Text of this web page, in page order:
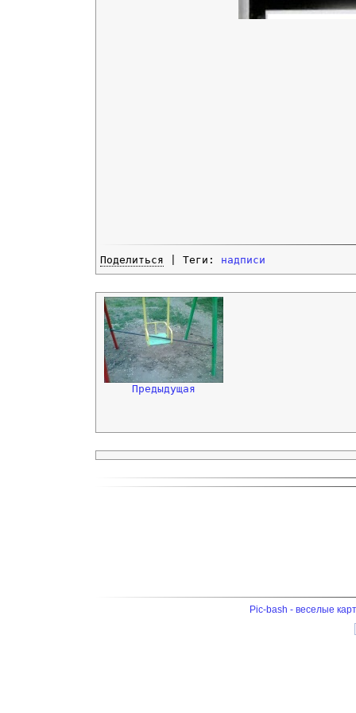
Поделиться | Теги: надписи
Предыдущая
Pic-bash - веселые